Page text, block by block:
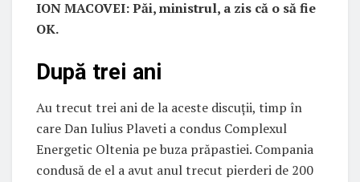
ION MACOVEI: Păi, ministrul, a zis că o să fie
OK.
După trei ani
Au trecut trei ani de la aceste discuții, timp în
care Dan Iulius Plaveti a condus Complexul
Energetic Oltenia pe buza prăpastiei. Compania
condusă de el a avut anul trecut pierderi de 200